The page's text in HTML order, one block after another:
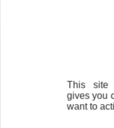
Créateurs,
This site
gives you
want to